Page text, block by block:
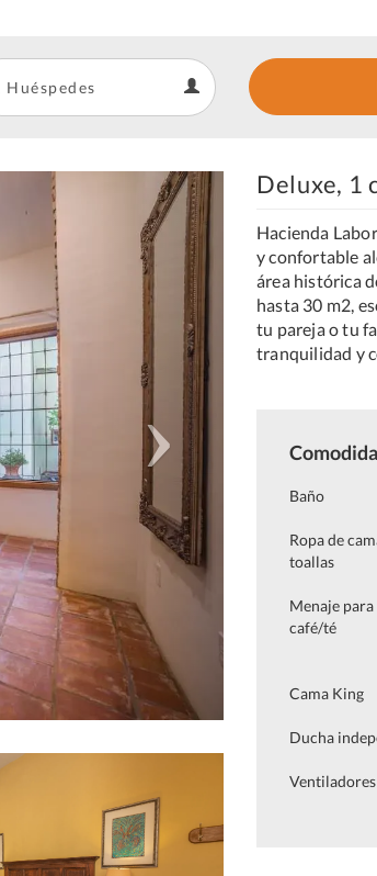
Next Deluxe, 1
Hacienda
y confortable
área histórica
hasta 30 m2,
tu pareja o tu
tranquilidad y
Baño
Ropa de
toallas
Menaje
café/té
Cama King
Ducha